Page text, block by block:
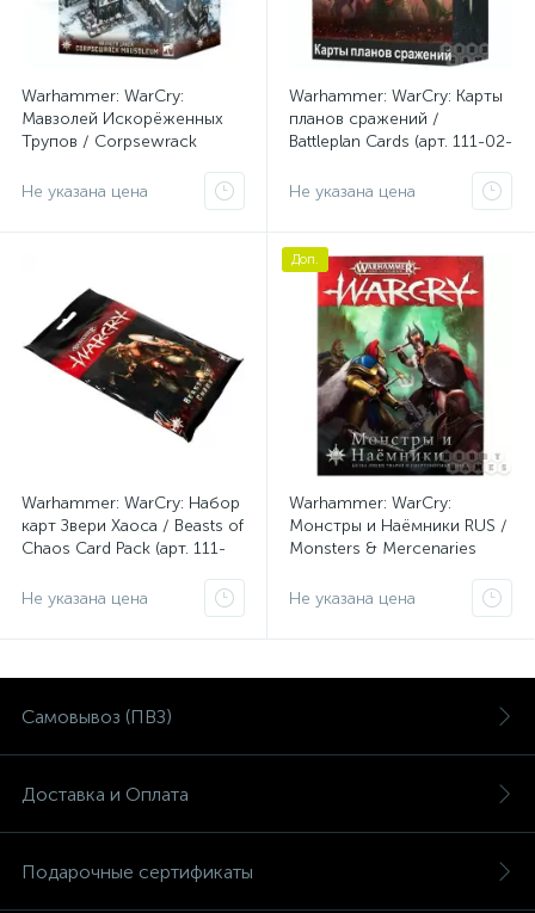
Warhammer: WarCry:
Мавзолей Искорёженных
Трупов / Corpsewrack
Не указана цена
Warhammer: WarCry: Карты
планов сражений /
Battleplan Cards (арт. 111-02-
Не указана цена
Warhammer: WarCry: Набор
карт Звери Хаоса / Beasts of
Chaos Card Pack (арт. 111-
Не указана цена
Доп.
Warhammer: WarCry:
Монстры и Наёмники RUS /
Monsters & Mercenaries
Не указана цена
Самовывоз (ПВЗ)
Доставка и Оплата
Подарочные сертификаты